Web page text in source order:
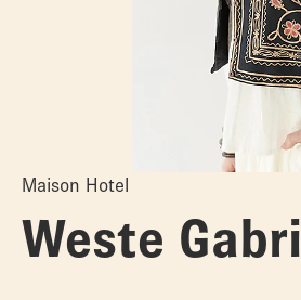
Maison Hotel
Weste Gabri